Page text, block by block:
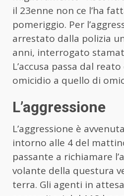
il 23enne non ce l’ha
pomeriggio. Per
arrestato dalla polizia
anni, interrogato
L’accusa passa dal
omicidio a quello di
L’aggressione
L’aggressione è
intorno alle 4 del
passante a richiamare
volante della questura
terra. Gli agenti in